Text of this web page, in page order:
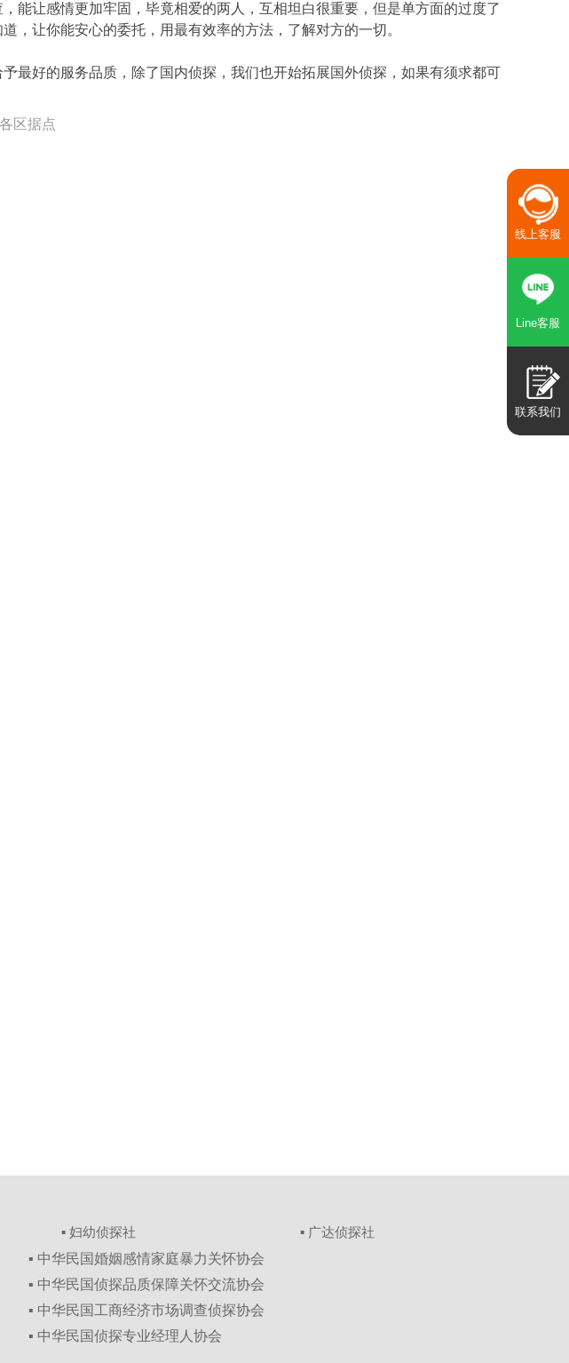
能让感情更加牢固，毕竟相爱的两人，互相坦白很重要，但是单方面的过度了
，让你能安心的委托，用最有效率的方法，了解对方的一切。
最好的服务品质，除了国内侦探，我们也开始拓展国外侦探，如果有须求都可
区据点
▪ 妇幼侦探社 ▪ 广达侦探社
▪ 中华民国婚姻感情家庭暴力关怀协会
▪ 中华民国侦探品质保障关怀交流协会
▪ 中华民国工商经济市场调查侦探协会
▪ 中华民国侦探专业经理人协会
线上客服
Line客服
联系我们